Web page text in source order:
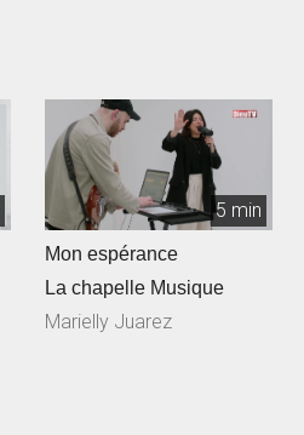
5 min
Mon espérance
La chapelle Musique
Marielly Juarez